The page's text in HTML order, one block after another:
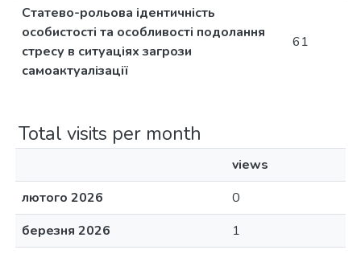
Статево-рольова ідентичність
особистості та особливості подолання
стресу в ситуаціях загрози
самоактуалізації
61
Total visits per month
views
лютого 2026
0
березня 2026
1